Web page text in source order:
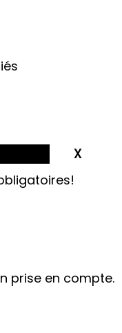
prise en compte.